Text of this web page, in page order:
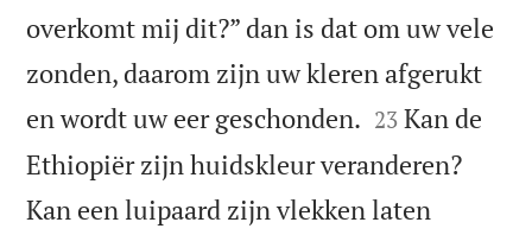
overkomt mij dit?” dan is dat om uw vele
zonden, daarom zijn uw kleren afgerukt
en wordt uw eer geschonden. 

23 Kan de
Ethiopiër zijn huidskleur veranderen?
Kan een luipaard zijn vlekken laten